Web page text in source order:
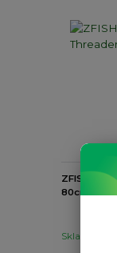
ZFISH
80cm
Skladem